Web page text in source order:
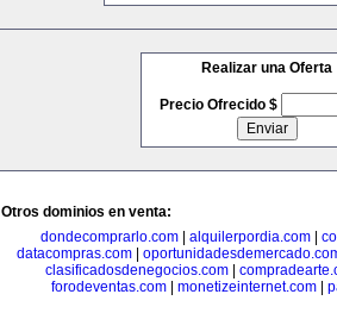
Realizar una Oferta
Precio Ofrecido $
Otros dominios en venta:
dondecomprarlo.com| alquilerpordia.com|
datacompras.com
clasificadosdenegocios.com|
forodeventas.com| monetizeinternet.com|